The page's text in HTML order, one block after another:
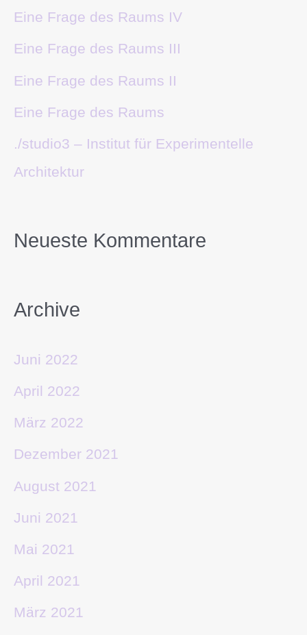
Eine Frage des Raums IV
Eine Frage des Raums III
Eine Frage des Raums II
Eine Frage des Raums
./studio3 – Institut für Experimentelle
Architektur
Neueste Kommentare
Archive
Juni 2022
April 2022
März 2022
Dezember 2021
August 2021
Juni 2021
Mai 2021
April 2021
März 2021